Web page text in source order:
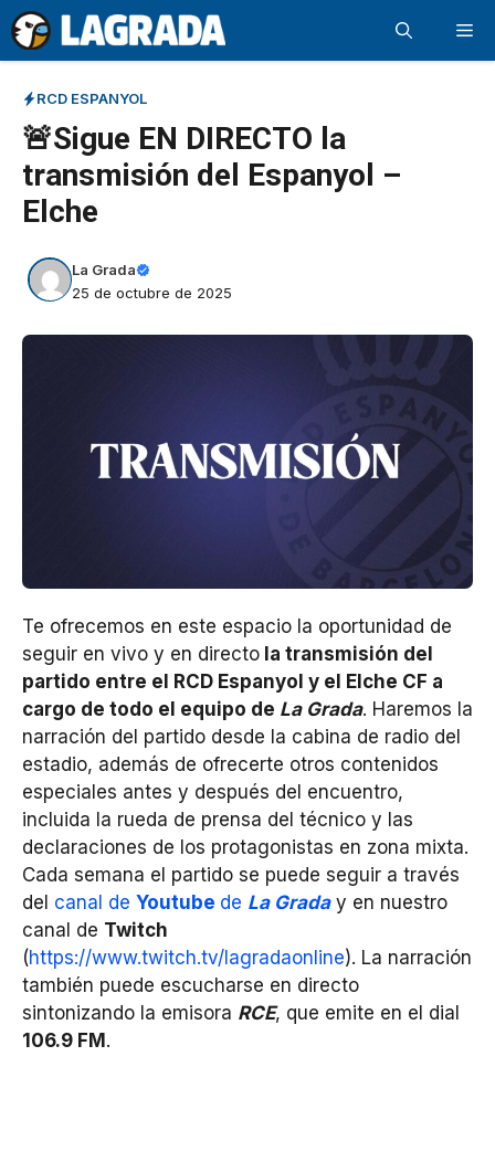
Saltar
al
contenido
RCD ESPANYOL
🚨Sigue EN DIRECTO la
transmisión del Espanyol –
Elche
La Grada
25 de octubre de 2025
Te ofrecemos en este espacio la oportunidad de
seguir en vivo y en directo la transmisión del
partido entre el RCD Espanyol y el Elche CF a
cargo de todo el equipo de La Grada. Haremos la
narración del partido desde la cabina de radio del
estadio, además de ofrecerte otros contenidos
especiales antes y después del encuentro,
incluida la rueda de prensa del técnico y las
declaraciones de los protagonistas en zona mixta.
Cada semana el partido se puede seguir a través
del canal de Youtube de La Graday en nuestro
canal de Twitch
(https://www.twitch.tv/lagradaonline). La narración
también puede escucharse en directo
sintonizando la emisora RCE, que emite en el dial
106.9 FM.